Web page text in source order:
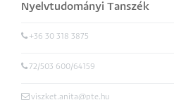
Nyelvtudományi Tanszék
+36 30 318 3875
72/503 600/64159
viszket.anita@pte.hu